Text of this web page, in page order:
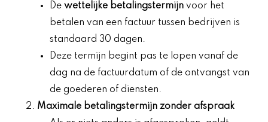
De wettelijke betalingstermijn voor het
betalen van een factuur tussen bedrijven is
standaard 30 dagen.
Deze termijn begint pas te lopen vanaf de
dag na de factuurdatum of de ontvangst van
de goederen of diensten.
Maximale betalingstermijn zonder afspraak